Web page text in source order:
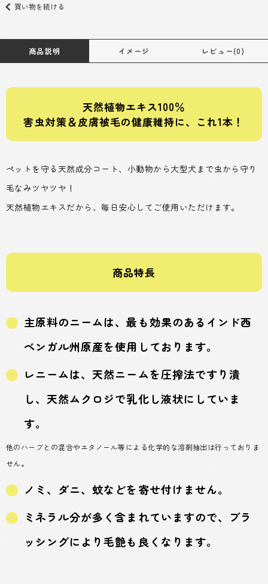
買い物を続ける
商品説明 イメージ レビュー(0)
天然植物エキス100％
害虫対策＆皮膚被毛の健康維持に、これ1本！
ペットを守る天然成分コート、小動物から大型犬まで虫から守り
毛なみツヤツヤ！
天然植物エキスだから、毎日安心してご使用いただけます。
商品特長
主原料のニームは、最も効果のあるインド西
ベンガル州原産を使用しております。
レニームは、天然ニームを圧搾法ですり潰
し、天然ムクロジで乳化し液状にしていま
す。
他のハーブとの混合やエタノール等による化学的な溶剤抽出は行っておりま
せん。
ノミ、ダニ、蚊などを寄せ付けません。
ミネラル分が多く含まれていますので、ブラ
ッシングにより毛艶も良くなります。